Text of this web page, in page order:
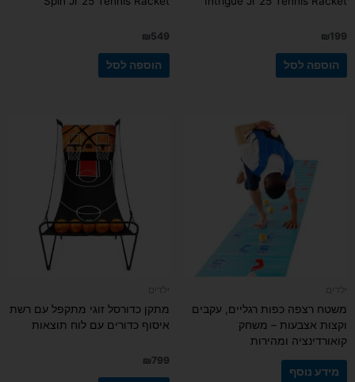
₪199
הוספה לסל
₪549
הוספה לסל
משטח רצפה כפות רגליים, עקבים
וקצות אצבעות – משחק
קואורדינציה ומהירות
מידע נוסף
מתקן כדורסל זוגי מתקפל עם רשת
איסוף כדורים עם לוח תוצאות
₪799